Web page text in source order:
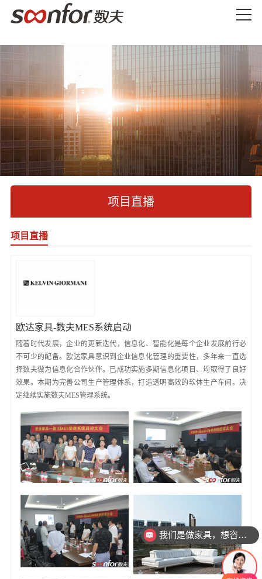
项目直播
项目直播
欧达家具-数夫MES系统启动
随着时代发展，企业的更新迭代，信息化、智能化是每个企业发展前行必
不可少的配备。欧达家具意识到企业信息化管理的重要性，多年来一直选
择数夫做为信息化合作伙伴。已成功实施多期信息化项目、均取得了良好
效果。本期为完善公司生产管理体系，打造透明高效的软体生产车间。决
定继续实施数夫MES管理系统。
我们是做家具，想咨询一下ERP MES CRM